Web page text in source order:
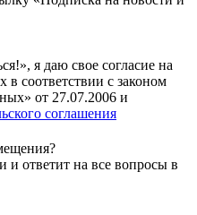
я даю свое согласие на
в соответствии с законом
от 27.07.2006 и
соглашения
и ответит на все вопросы в